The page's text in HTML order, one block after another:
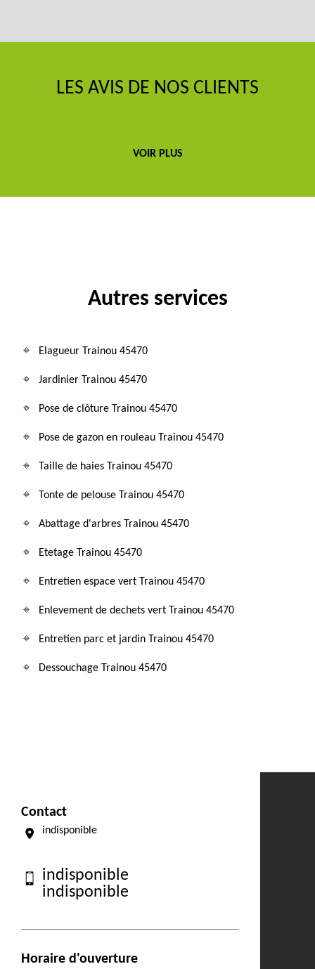
LES AVIS DE NOS CLIENTS
VOIR PLUS
Autres services
Elagueur Trainou 45470
Jardinier Trainou 45470
Pose de clôture Trainou 45470
Pose de gazon en rouleau Trainou 45470
Taille de haies Trainou 45470
Tonte de pelouse Trainou 45470
Abattage d'arbres Trainou 45470
Etetage Trainou 45470
Entretien espace vert Trainou 45470
Enlevement de dechets vert Trainou 45470
Entretien parc et jardin Trainou 45470
Dessouchage Trainou 45470
Contact
indisponible
indisponible
indisponible
Horaire d'ouverture